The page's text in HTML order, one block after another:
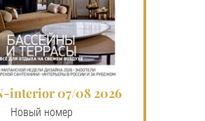
interior 07/08 2026
Новый номер